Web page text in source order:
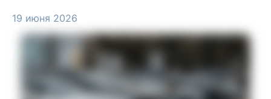
19 июня 2026